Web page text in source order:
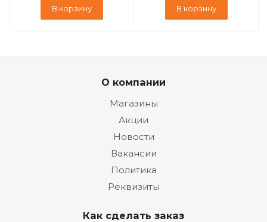
В корзину В корзину
О компании
Магазины
Акции
Новости
Вакансии
Политика
Реквизиты
Как сделать заказ